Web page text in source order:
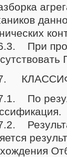
При
По